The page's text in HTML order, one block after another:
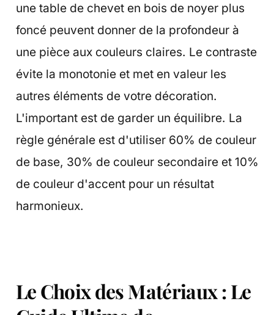
une table de chevet en bois de noyer plus
foncé peuvent donner de la profondeur à
une pièce aux couleurs claires. Le contraste
évite la monotonie et met en valeur les
autres éléments de votre décoration.
L'important est de garder un équilibre. La
règle générale est d'utiliser 60% de couleur
de base, 30% de couleur secondaire et 10%
de couleur d'accent pour un résultat
harmonieux.
Le Choix des Matériaux : Le